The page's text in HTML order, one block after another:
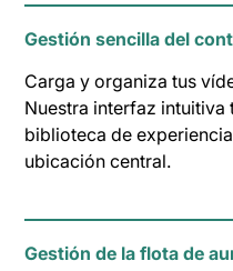
Gestión sencilla del
Carga y organiza tus
Nuestra interfaz
biblioteca de
ubicación central.
Gestión de la flota de